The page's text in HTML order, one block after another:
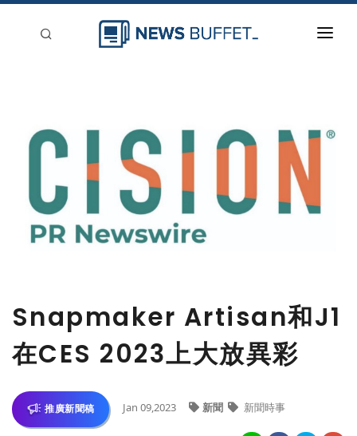
登入
Snapmaker Artisan和J1
在CES 2023上大放異彩
推廣新聞稿 Jan 09,2023 新聞 新聞時事